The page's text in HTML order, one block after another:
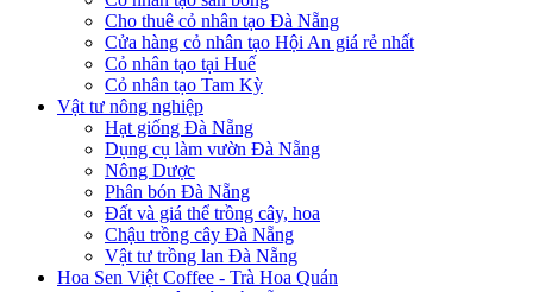
Cho thuê cỏ nhân tạo Đà Nẵng
Cửa hàng cỏ nhân tạo Hội An giá rẻ nhất
Cỏ nhân tạo tại Huế
Cỏ nhân tạo Tam Kỳ
Vật tư nông nghiệp
Hạt giống Đà Nẵng
Dụng cụ làm vườn Đà Nẵng
Nông Dược
Phân bón Đà Nẵng
Đất và giá thể trồng cây, hoa
Chậu trồng cây Đà Nẵng
Vật tư trồng lan Đà Nẵng
Hoa Sen Việt Coffee - Trà Hoa Quán